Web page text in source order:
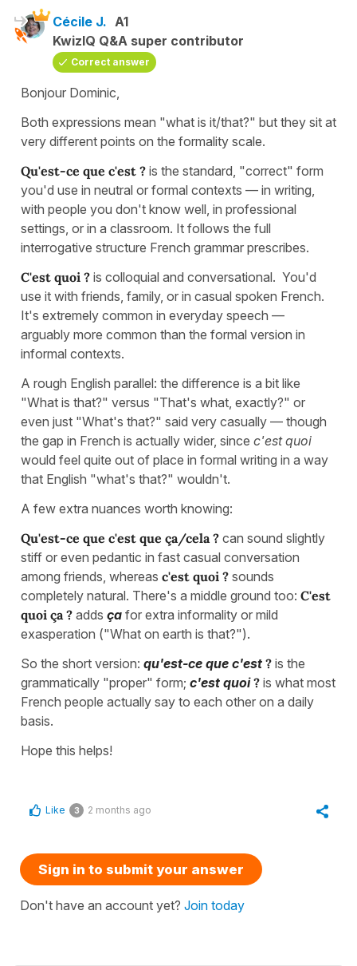
Cécile J. A1
KwizIQ Q&A super contributor
Correct answer
Bonjour Dominic,
Both expressions mean "what is it/that?" but they sit at
very different points on the formality scale.
Qu'est-ce que c'est ? is the standard, "correct" form
you'd use in neutral or formal contexts — in writing,
with people you don't know well, in professional
settings, or in a classroom. It follows the full
interrogative structure French grammar prescribes.
C'est quoi ? is colloquial and conversational. You'd
use it with friends, family, or in casual spoken French.
It's extremely common in everyday speech —
arguably more common than the formal version in
informal contexts.
A rough English parallel: the difference is a bit like
"What is that?" versus "That's what, exactly?" or
even just "What's that?" said very casually — though
the gap in French is actually wider, since c'est quoi
would feel quite out of place in formal writing in a way
that English "what's that?" wouldn't.
A few extra nuances worth knowing:
Qu'est-ce que c'est que ça/cela ? can sound slightly
stiff or even pedantic in fast casual conversation
among friends, whereas c'est quoi ? sounds
completely natural. There's a middle ground too: C'est
quoi ça ? adds ça for extra informality or mild
exasperation ("What on earth is that?").
So the short version: qu'est-ce que c'est ? is the
grammatically "proper" form; c'est quoi? is what most
French people actually say to each other on a daily
basis.
Hope this helps!
Like 3 2 months ago
Sign in to submit your answer
Don't have an account yet? Join today